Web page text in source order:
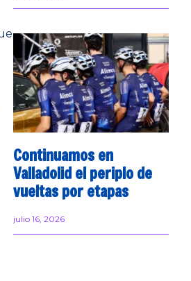
Continuamos en
Valladolid el periplo de
vueltas por etapas
julio 16, 2026